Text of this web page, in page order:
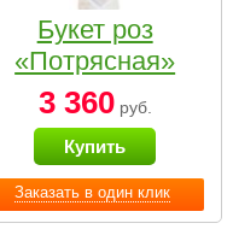
Заказать в один клик
Букет роз
«Потрясная»
3 360руб.
Купить